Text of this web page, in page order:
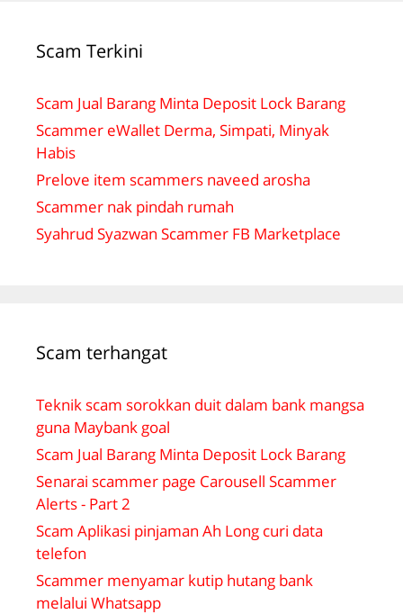
Scam Terkini
Scam Jual Barang Minta Deposit Lock Barang
Scammer eWallet Derma, Simpati, Minyak
Habis
Prelove item scammers naveed arosha
Scammer nak pindah rumah
Syahrud Syazwan Scammer FB Marketplace
Scam terhangat
Teknik scam sorokkan duit dalam bank mangsa
guna Maybank goal
Scam Jual Barang Minta Deposit Lock Barang
Senarai scammer page Carousell Scammer
Alerts - Part 2
Scam Aplikasi pinjaman Ah Long curi data
telefon
Scammer menyamar kutip hutang bank
melalui Whatsapp